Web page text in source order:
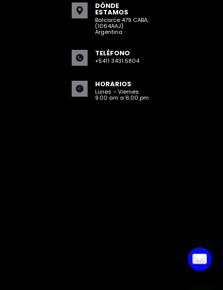
DÓNDE
ESTAMOS
Balcarce 479 CABA,
(1064AAJ)
Argentina
TELÉFONO
+5411 3431 5804
HORARIOS
Lunes – Viernes
9.00 am a 6.00 pm